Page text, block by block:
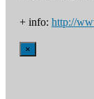
+ info: http://
×